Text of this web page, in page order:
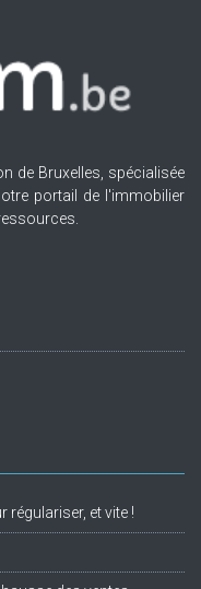
de Bruxelles, spécialisée
portail de l'immobilier
régulariser, et vite !